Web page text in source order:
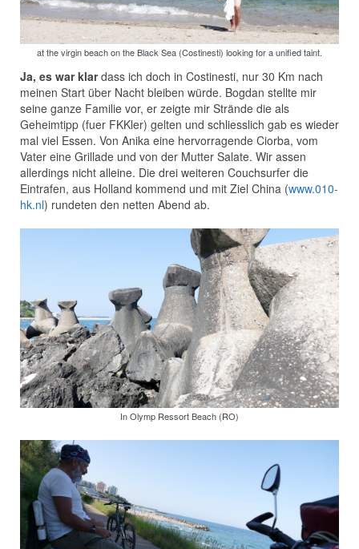
at the virgin beach on the Black Sea (Costinesti) looking for a unified taint.
Ja, es war klardass ich doch in Costinesti, nur 30 Km nach
meinen Start über Nacht bleiben würde. Bogdan stellte mir
seine ganze Familie vor, er zeigte mir Strände die als
Geheimtipp (fuer FKKler) gelten und schliesslich gab es wieder
mal viel Essen. Von Anika eine hervorragende Ciorba, vom
Vater eine Grillade und von der Mutter Salate. Wir assen
allerdings nicht alleine. Die drei weiteren Couchsurfer die
Eintrafen, aus Holland kommend und mit Ziel China (www.010-
hk.nl) rundeten den netten Abend ab.
In Olymp Ressort Beach (RO)